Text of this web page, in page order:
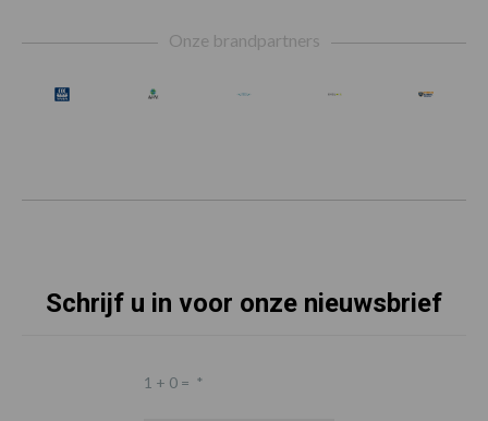
Onze brandpartners
Schrijf u in voor onze nieuwsbrief
1 + 0 = *